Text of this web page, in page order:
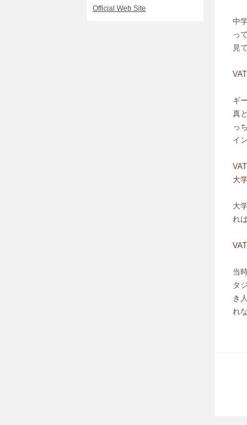
Official Web Site
中
っ
見
ギ
真
っ
イ
大
大
れ
当
タ
き
れ